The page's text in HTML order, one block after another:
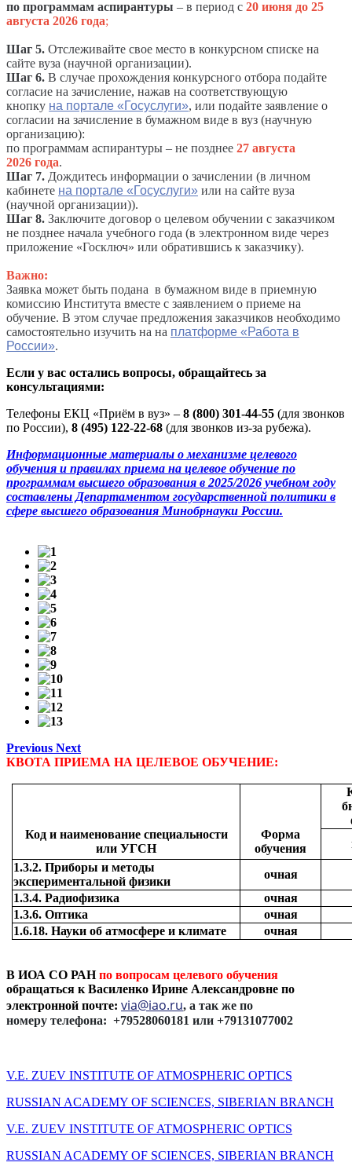
по программам аспирантуры – в период с 20 июня до 25
августа 2026 года;
Шаг 5. Отслеживайте свое место в конкурсном списке на
сайте вуза (научной организации).
Шаг 6. В случае прохождения конкурсного отбора подайте
согласие на зачисление, нажав на соответствующую
кнопку на портале «Госуслуги», или подайте заявление о
согласии на зачисление в бумажном виде в вуз (научную
организацию):
по программам аспирантуры – не позднее 27 августа
2026 года.
Шаг 7. Дождитесь информации о зачислении (в личном
кабинете на портале «Госуслуги» или на сайте вуза
(научной организации)).
Шаг 8. Заключите договор о целевом обучении с заказчиком
не позднее начала учебного года (в электронном виде через
приложение «Госключ» или обратившись к заказчику).
Важно:
Заявка может быть подана в бумажном виде в приемную
комиссию Института вместе с заявлением о приеме на
обучение. В этом случае предложения заказчиков необходимо
самостоятельно изучить на на платформе «Работа в
России».
Если у вас остались вопросы, обращайтесь за
консультациями:
Телефоны ЕКЦ «Приём в вуз» – 8 (800) 301-44-55 (для звонков
по России), 8 (495) 122-22-68 (для звонков из-за рубежа).
Информационные материалы о механизме целевого
обучения и правилах приема на целевое обучение по
программам высшего образования в 2025/2026 учебном году
составлены Департаментом государственной политики в
сфере высшего образования Минобрнауки России.
Previous Next
КВОТА ПРИЕМА НА ЦЕЛЕВОЕ ОБУЧЕНИЕ:
Код и наименование специальности
или УГСН
Форма
обучения
1.3.2. Приборы и методы
экспериментальной физики
очная
1.3.4. Радиофизика
очная
1.3.6. Оптика
очная
1.6.18. Науки об атмосфере и климате
очная
В ИОА СО РАНпо вопросам целевого обучения
обращаться кВасиленко Ирине Александровне по
электронной почте: via@iao.ru, а так же по
номеру телефона: +79528060181 или +79131077002
V.E. ZUEV INSTITUTE OF ATMOSPHERIC OPTICS
RUSSIAN ACADEMY OF SCIENCES, SIBERIAN BRANCH
V.E. ZUEV INSTITUTE OF ATMOSPHERIC OPTICS
RUSSIAN ACADEMY OF SCIENCES, SIBERIAN BRANCH